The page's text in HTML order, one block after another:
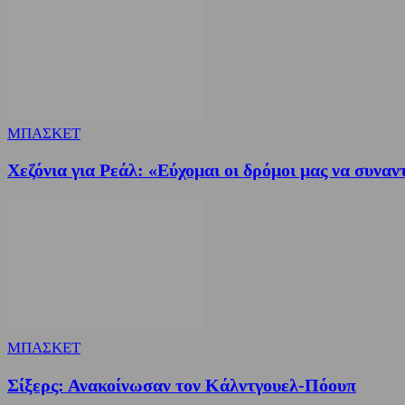
ΜΠΑΣΚΕΤ
Χεζόνια για Ρεάλ: «Εύχομαι οι δρόμοι μας να
ΜΠΑΣΚΕΤ
Σίξερς: Ανακοίνωσαν τον Κάλντγουελ-Πόουπ